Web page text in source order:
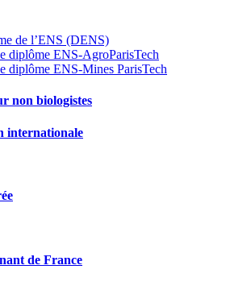
de l’ENS (DENS)
diplôme ENS-AgroParisTech
diplôme ENS-Mines ParisTech
non biologistes
internationale
de France